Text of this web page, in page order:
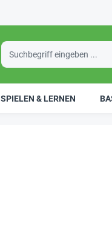
SPIELEN & LERNEN